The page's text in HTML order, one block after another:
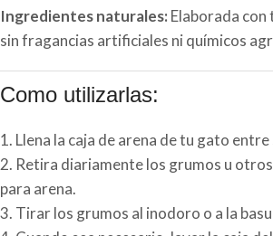
Ingredientes naturales: Elaborada
sin fragancias artificiales ni químicos
Como utilizarlas:
1. Llena la caja de arena de tu gato
2. Retira diariamente los grumos u
para arena.
3. Tirar los grumos al inodoro o a la